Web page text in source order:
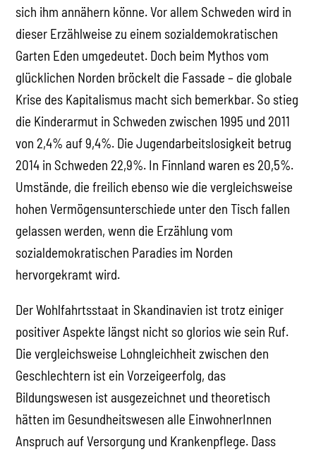
sich ihm annähern könne. Vor allem Schweden wird in
dieser Erzählweise zu einem sozialdemokratischen
Garten Eden umgedeutet. Doch beim Mythos vom
glücklichen Norden bröckelt die Fassade – die globale
Krise des Kapitalismus macht sich bemerkbar. So stieg
die Kinderarmut in Schweden zwischen 1995 und 2011
von 2,4% auf 9,4%. Die Jugendarbeitslosigkeit betrug
2014 in Schweden 22,9%. In Finnland waren es 20,5%.
Umstände, die freilich ebenso wie die vergleichsweise
hohen Vermögensunterschiede unter den Tisch fallen
gelassen werden, wenn die Erzählung vom
sozialdemokratischen Paradies im Norden
hervorgekramt wird.
Der Wohlfahrtsstaat in Skandinavien ist trotz einiger
positiver Aspekte längst nicht so glorios wie sein Ruf.
Die vergleichsweise Lohngleichheit zwischen den
Geschlechtern ist ein Vorzeigeerfolg, das
Bildungswesen ist ausgezeichnet und theoretisch
hätten im Gesundheitswesen alle EinwohnerInnen
Anspruch auf Versorgung und Krankenpflege. Dass